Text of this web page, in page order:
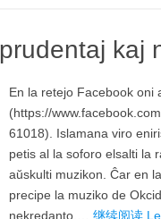
kaj
En la retejo Facebook oni
(https://
61018). Islamana viro
petis al la soforo elsalti la
aŭskulti muzikon. Ĉar en
precipe la muziko de
nekredanto.… 继续阅读